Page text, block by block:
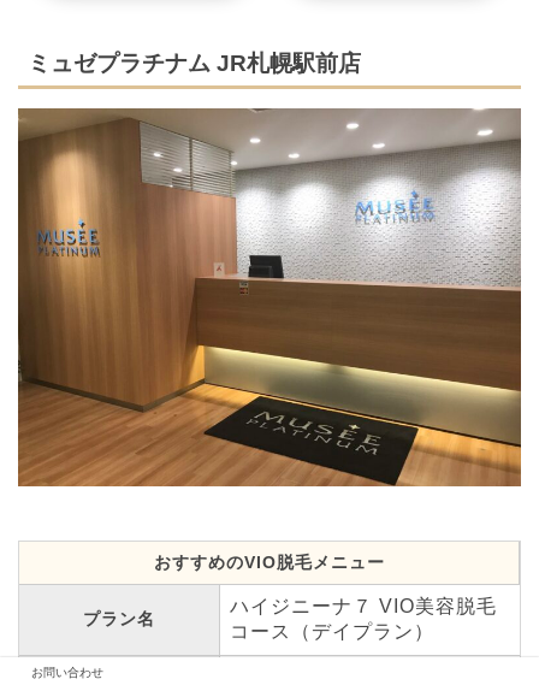
ミュゼプラチナム JR札幌駅前店
おすすめのVIO脱毛メニュー
プラン名
ハイジニーナ７ VIO美容脱毛
コース（デイプラン）
お問い合わせ